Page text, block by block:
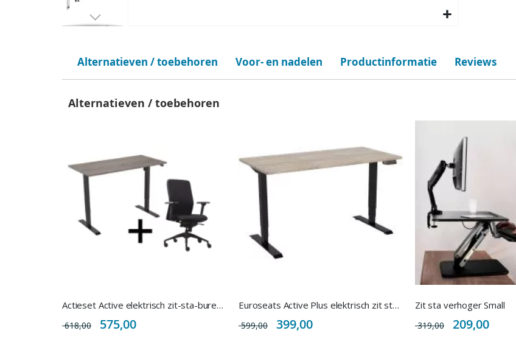
Alternatieven / toebehoren Voor- en nadelen Productinformatie Reviews
Alternatieven / toebehoren
Actieset Active elektrisch zit-sta-bureau + bureaustoel Vidi NEN 1335
618,00
Special
Price
575,00
Euroseats Active Plus elektrisch zit sta bureau
599,00
Special
Price
399,00
Zit sta verhoger Small
319,00
Special
Price
209,00